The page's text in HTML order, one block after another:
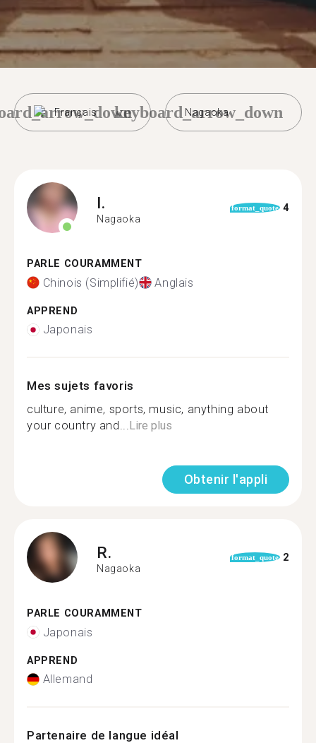
Français Nagaoka
keyboard_arrow_down
I.
Nagaoka
format_quote 4
PARLE COURAMMENT
Chinois (Simplifié) Anglais
APPREND
Japonais
Mes sujets favoris
culture, anime, sports, music, anything about
your country and...Lire plus
Obtenir l'appli
R.
Nagaoka
format_quote 2
PARLE COURAMMENT
Japonais
APPREND
Allemand
Partenaire de langue idéal